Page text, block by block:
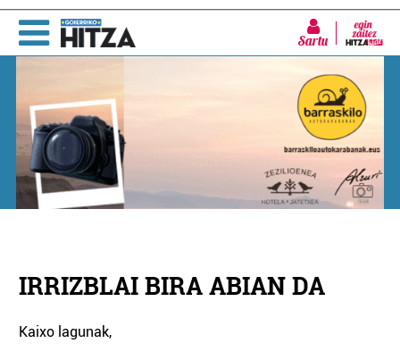
Sartu
IRRIZBLAI BIRA ABIAN DA
Kaixo lagunak,